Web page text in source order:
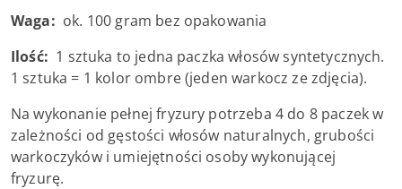
Waga: ok. 100 gram bez opakowania
Ilość: 1 sztuka to jedna paczka włosów syntetycznych.
1 sztuka = 1 kolor ombre (jeden warkocz ze zdjęcia).
Na wykonanie pełnej fryzury potrzeba 4 do 8 paczek w
zależności od gęstości włosów naturalnych, grubości
warkoczyków i umiejętności osoby wykonującej
fryzurę.